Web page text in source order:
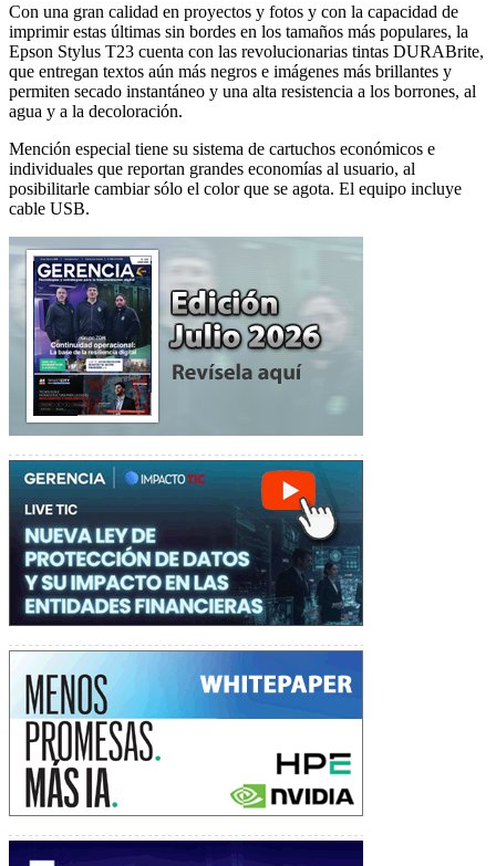
Con una gran calidad en proyectos y fotos y con la capacidad de
imprimir estas últimas sin bordes en los tamaños más populares, la
Epson Stylus T23 cuenta con las revolucionarias tintas DURABrite,
que entregan textos aún más negros e imágenes más brillantes y
permiten secado instantáneo y una alta resistencia a los borrones, al
agua y a la decoloración.
Mención especial tiene su sistema de cartuchos económicos e
individuales que reportan grandes economías al usuario, al
posibilitarle cambiar sólo el color que se agota. El equipo incluye
cable USB.